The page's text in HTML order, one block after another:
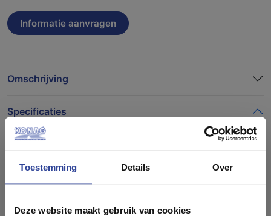
Toestemming Details Over
Deze website maakt gebruik van cookies
Omschrijving
Specificaties
14289
Wij geloven in persoonlijk